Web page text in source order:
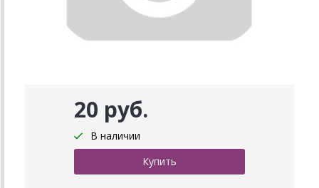
20 руб.
В наличии